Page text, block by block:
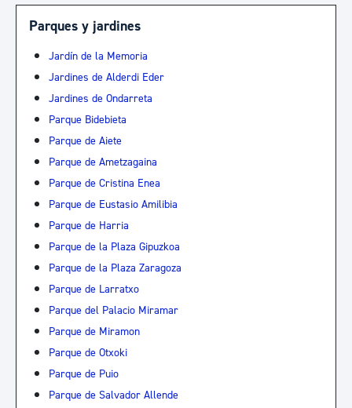
Parques y jardines
Jardín de la Memoria
Jardines de Alderdi Eder
Jardines de Ondarreta
Parque Bidebieta
Parque de Aiete
Parque de Ametzagaina
Parque de Cristina Enea
Parque de Eustasio Amilibia
Parque de Harria
Parque de la Plaza Gipuzkoa
Parque de la Plaza Zaragoza
Parque de Larratxo
Parque del Palacio Miramar
Parque de Miramon
Parque de Otxoki
Parque de Puio
Parque de Salvador Allende